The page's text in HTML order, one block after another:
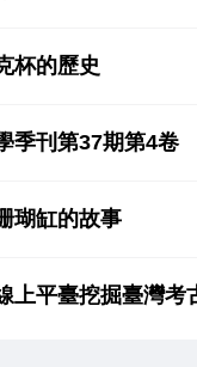
杯的歷史
季刊第37期第4卷
瑚缸的故事
上平臺挖掘臺灣考